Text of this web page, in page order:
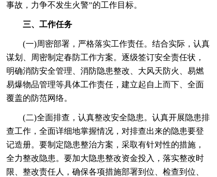
事故，力争不发生火警”的工作目标。
三、工作任务
(一)周密部署，严格落实工作责任。结合实际，认真
谋划、周密制定春防工作方案。逐级签订安全责任状，
明确消防安全管理、消防隐患整改、大风天防火、易燃
易爆物品管理等具体工作责任，建立起自上而下、全面
覆盖的防范网络。
(二)全面排查，认真整改安全隐患。认真开展隐患排
查工作，全面详细地掌握情况，对排查出来的隐患要登
记造册。要制定隐患整治方案，采取有针对性的措施，
全力整改隐患。要加大隐患整改资金投入，落实整改时
限、整改责任人，确保各项措施部署到位、检查到位、